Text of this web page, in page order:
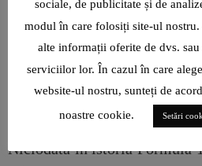
Villeneuve de la
Numai că Schumacher era
invers. Chiar și în
filmarea i-a fost greu să
ajuns la comisia de
Schumacher a fost
Niciodată în istoria Formula
sociale, de publicitate și de
modul în care folosiți site-ul
alte informații oferite de dvs.
serviciilor lor. În cazul în care
website-ul nostru, sunteți de
noastre cookie.
Setări